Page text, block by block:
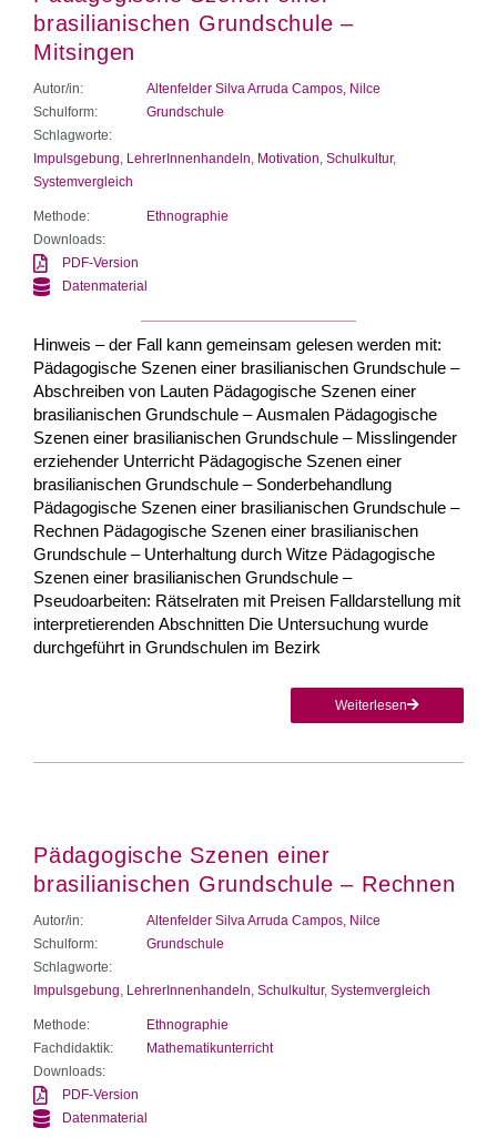
brasilianischen Grundschule –
Mitsingen
Autor/in:
Altenfelder Silva Arruda Campos, Nilce
Schulform:
Grundschule
Schlagworte:
Impulsgebung LehrerInnenhandeln Motivation Schulkultur,
Systemvergleich
Methode:
Ethnographie
Downloads:
PDF-Version
Datenmaterial
Hinweis – der Fall kann gemeinsam gelesen werden mit:
Pädagogische Szenen einer brasilianischen Grundschule –
Abschreiben von Lauten Pädagogische Szenen einer
brasilianischen Grundschule – Ausmalen Pädagogische
Szenen einer brasilianischen Grundschule – Misslingender
erziehender Unterricht Pädagogische Szenen einer
brasilianischen Grundschule – Sonderbehandlung
Pädagogische Szenen einer brasilianischen Grundschule –
Rechnen Pädagogische Szenen einer brasilianischen
Grundschule – Unterhaltung durch Witze Pädagogische
Szenen einer brasilianischen Grundschule –
Pseudoarbeiten: Rätselraten mit Preisen Falldarstellung mit
interpretierenden Abschnitten Die Untersuchung wurde
durchgeführt in Grundschulen im Bezirk
Weiterlesen
Pädagogische Szenen einer
brasilianischen Grundschule – Rechnen
Autor/in:
Altenfelder Silva Arruda Campos, Nilce
Schulform:
Grundschule
Schlagworte:
Impulsgebung LehrerInnenhandeln Schulkultur, Systemvergleich
Methode:
Ethnographie
Fachdidaktik:
Mathematikunterricht
Downloads:
PDF-Version
Datenmaterial